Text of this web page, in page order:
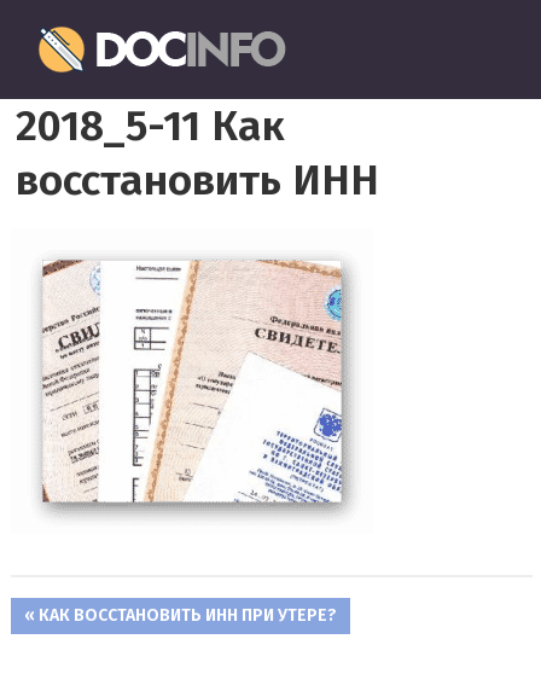
перейти
к
содержимому
оформление
и
заполнение
документов
2018_5-11 Как
восстановить ИНН
Навигация
ПРЕДЫДУЩАЯ
КАК ВОССТАНОВИТЬ ИНН ПРИ УТЕРЕ?